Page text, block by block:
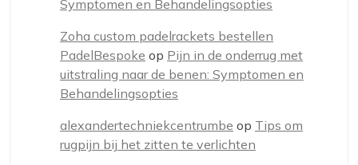
Symptomen en Behandelingsopties
Zoha custom padelrackets bestellen
PadelBespoke op Pijn in de onderrug met
uitstraling naar de benen: Symptomen en
Behandelingsopties
alexandertechniekcentrumbe op Tips om
rugpijn bij het zitten te verlichten